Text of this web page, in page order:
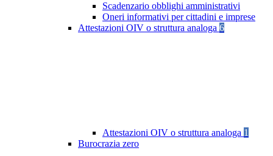
Scadenzario obblighi amministrativi
Oneri informativi per cittadini e imprese
Attestazioni OIV o struttura analoga 6
Attestazioni OIV o struttura analoga 1
Burocrazia zero